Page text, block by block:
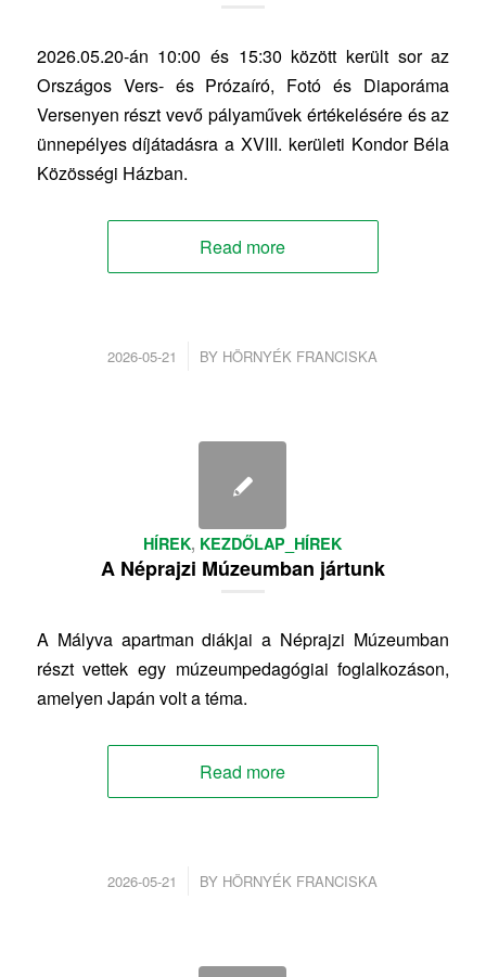
2026.05.20-án 10:00 és 15:30 között került sor az
Országos Vers- és Prózaíró, Fotó és Diaporáma
Versenyen részt vevő pályaművek értékelésére és az
ünnepélyes díjátadásra a XVIII. kerületi Kondor Béla
Közösségi Házban.
Read more
2026-05-21
/ BY HÖRNYÉK FRANCISKA
HÍREK, KEZDŐLAP_HÍREK
A Néprajzi Múzeumban jártunk
A Mályva apartman diákjai a Néprajzi Múzeumban
részt vettek egy múzeumpedagógiai foglalkozáson,
amelyen Japán volt a téma.
Read more
2026-05-21
/ BY HÖRNYÉK FRANCISKA